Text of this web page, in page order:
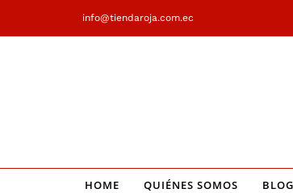
info@tiendaroja.com.ec
HOME QUIÉNES SOMOS BLOG